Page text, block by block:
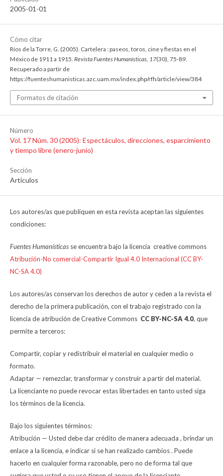
2005-01-01
Cómo citar
Ríos de la Torre, G. (2005). Cartelera : paseos, toros, cine y fiestas en el
México de 1911 a 1915. Revista Fuentes Humanísticas, 17(30), 75-89.
Recuperado a partir de
https://fuenteshumanisticas.azc.uam.mx/index.php/rfh/article/view/384
Formatos de citación
Número
Vol. 17 Núm. 30 (2005): Espectáculos, direcciones, esparcimiento
y tiempo libre (enero-junio)
Sección
Artículos
Los autores/as que publiquen en esta revista aceptan las siguientes
condiciones:
Fuentes Humanísticas se encuentra bajo la licencia creative commons
Atribución-No comercial-Compartir Igual 4.0 Internacional (CC BY-
NC-SA 4.0)
Los autores/as conservan los derechos de autor y ceden a la revista el
derecho de la primera publicación, con el trabajo registrado con la
licencia de atribución de Creative Commons CC BY-NC-SA 4.0, que
permite a terceros:
Compartir, copiar y redistribuir el material en cualquier medio o
formato.
Adaptar — remezclar, transformar y construir a partir del material.
La licenciante no puede revocar estas libertades en tanto usted siga
los términos de la licencia.
Bajo los siguientes términos:
Atribución — Usted debe dar crédito de manera adecuada , brindar un
enlace a la licencia, e indicar si se han realizado cambios . Puede
hacerlo en cualquier forma razonable, pero no de forma tal que